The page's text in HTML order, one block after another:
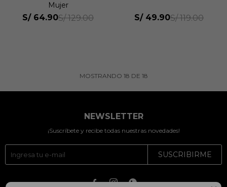
Mujer
S/ 64.90S/ 129.00 S/ 49.90S/ 119.00
MOSTRANDO 18 DE 18
NEWSLETTER
¡Suscríbete y recibe todas nuestras novedades!
SUSCRIBIRME
  